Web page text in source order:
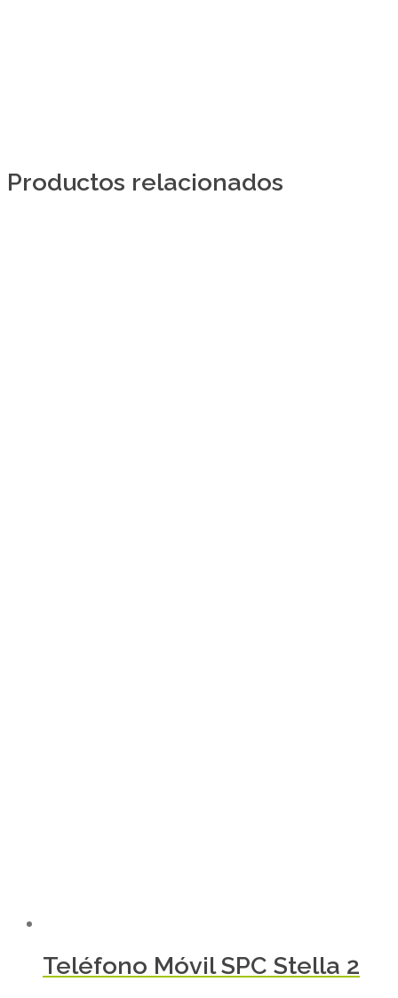
Productos relacionados
Teléfono Móvil SPC Stella 2